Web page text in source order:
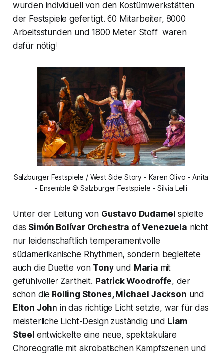
wurden individuell von den Kostümwerkstätten
der Festspiele gefertigt. 60 Mitarbeiter, 8000
Arbeitsstunden und 1800 Meter Stoff waren
dafür nötig!
Salzburger Festspiele / West Side Story - Karen Olivo - Anita
- Ensemble © Salzburger Festspiele - Silvia Lelli
Unter der Leitung von Gustavo Dudamel spielte
das Simón Bolívar Orchestra of Venezuela nicht
nur leidenschaftlich temperamentvolle
südamerikanische Rhythmen, sondern begleitete
auch die Duette von Tonyund Maria mit
gefühlvoller Zartheit. Patrick Woodroffe, der
schon die Rolling Stones, Michael Jackson und
Elton John in das richtige Licht setzte, war für das
meisterliche Licht-Design zuständig und Liam
Steel entwickelte eine neue, spektakuläre
Choreografie mit akrobatischen Kampfszenen und